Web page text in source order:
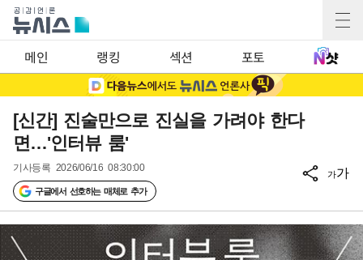
메인 랭킹 섹션 포토
[신간] 진술만으로 진실을 가려야 한다
면…'인터뷰 룸'
기사등록 2026/06/16 08:30:00
구글에서 선호하는 매체로 추가
가가